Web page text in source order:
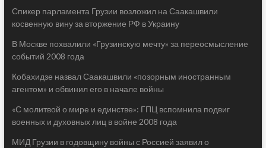
Спикер парламента Грузии возложил на Саакашвили
косвенную вину за вторжение РФ в Украину
В Москве похвалили «Грузинскую мечту» за переосмысление
событий 2008 года
Кобахидзе назвал Саакашвили «позорным иностранным
агентом» и обвинил его в начале войны
«С молитвой о мире и единстве»: ГПЦ вспомнила подвиг
военных и духовных лиц в войне 2008 года
МИД Грузии в годовщину войны с Россией заявил о